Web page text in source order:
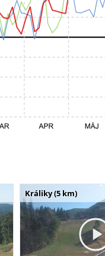
Králiky (5 km)